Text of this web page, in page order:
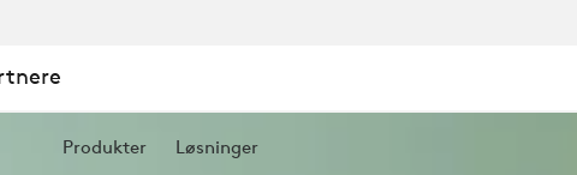
Produkter Løsninger